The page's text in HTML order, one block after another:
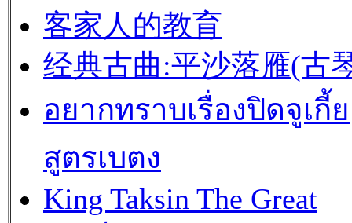
客家人的教育
经典古曲:平沙落雁(古
อยากทราบเรื่องปิดจูเกี้ย
สูตรเบตง
King Taksin The Great